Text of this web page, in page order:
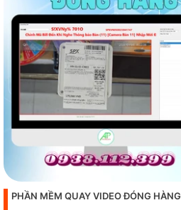
PHẦN MỀM QUAY VIDEO ĐÓNG HÀNG